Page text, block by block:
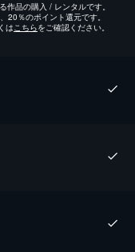
品の購入 / レンタルです。
20％のポイント還元です。
はこちらをご確認ください。